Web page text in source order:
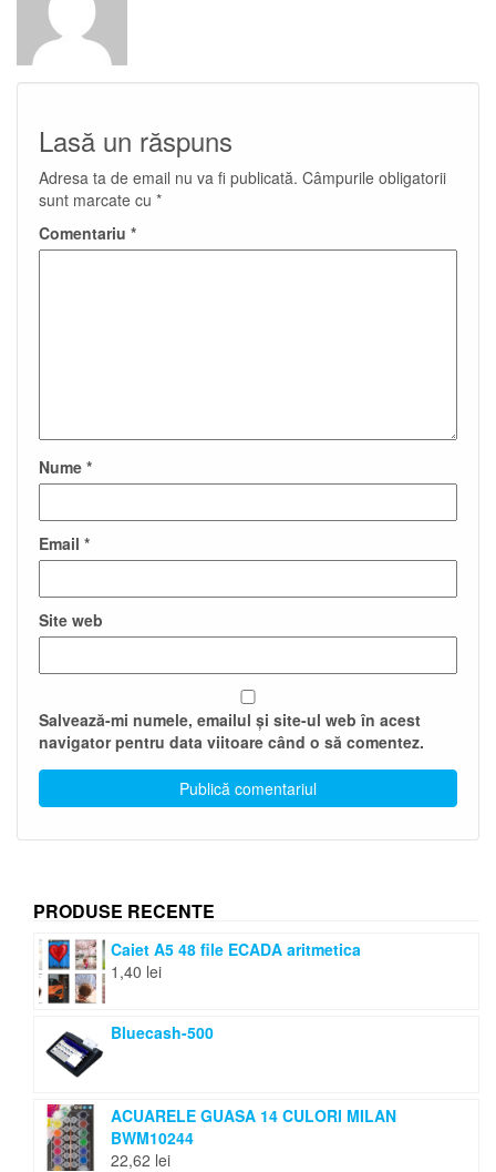
Lasă un răspuns
Adresa ta de email nu va fi publicată. Câmpurile obligatorii
sunt marcate cu *
Comentariu *
Nume *
Email *
Site web
Salvează-mi numele, emailul și site-ul web în acest
navigator pentru data viitoare când o să comentez.
PRODUSE RECENTE
Caiet A5 48 file ECADA aritmetica
1,40 lei
Bluecash-500
ACUARELE GUASA 14 CULORI MILAN
BWM10244
22,62 lei